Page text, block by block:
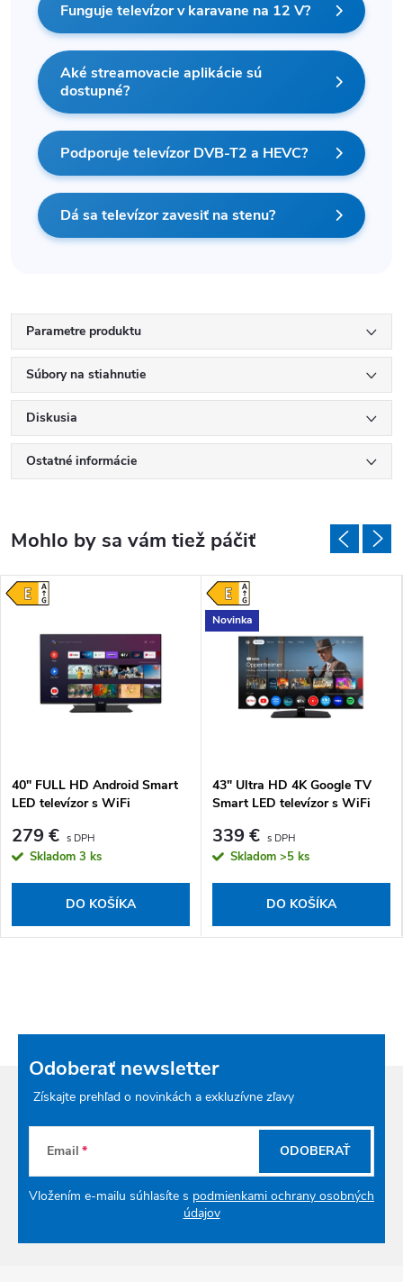
Funguje televízor v karavane na 12 V?
Aké streamovacie aplikácie sú
dostupné?
Podporuje televízor DVB-T2 a HEVC?
Dá sa televízor zavesiť na stenu?
Parametre produktu
Súbory na stiahnutie
Diskusia
Ostatné informácie
40" FULL HD Android Smart
LED televízor s WiFi
279 €
Skladom 3 ks
DO KOŠÍKA
Novinka
43" Ultra HD 4K Google TV
Smart LED televízor s WiFi
339 €
Skladom >5 ks
DO KOŠÍKA
Odoberať newsletter
Získajte prehľad o novinkách a exkluzívne zľavy
Email
Vložením e-mailu súhlasíte s podmienkami ochrany osobných
údajov
ODOBERAŤ